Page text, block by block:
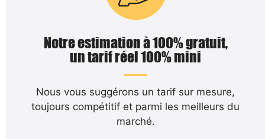
Notre estimation à 100% gratuit,
un tarif réel 100% mini
Nous vous suggérons un tarif sur mesure,
toujours compétitif et parmi les meilleurs du
marché.